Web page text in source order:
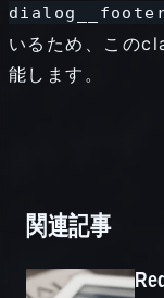
いるため、この
能します。
関連記事